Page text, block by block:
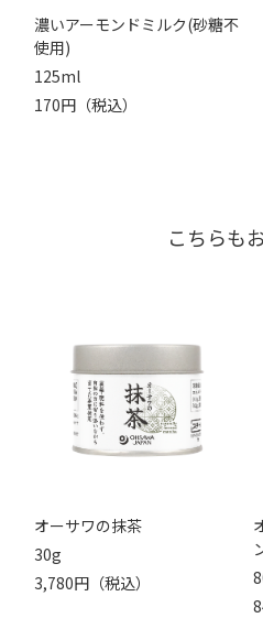
濃いアーモンドミルク(砂糖不
使用)
125ml
170円（税込）
こちらも
オーサワの抹茶
30g
3,780円（税込）